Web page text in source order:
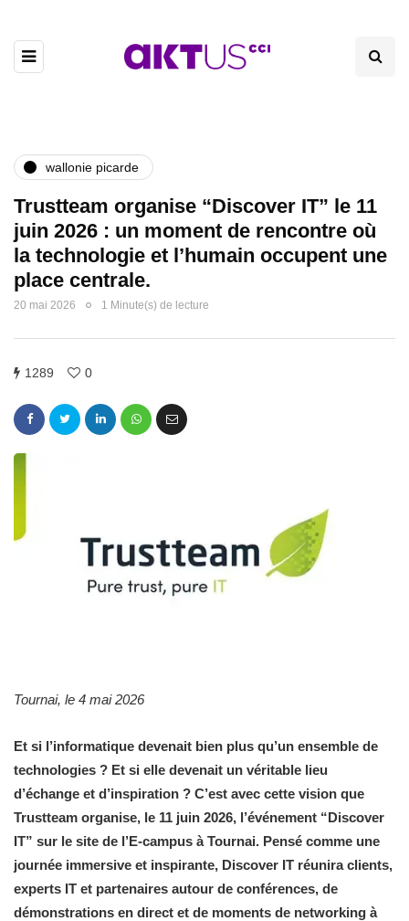
wallonie picarde
Trustteam organise “Discover IT” le 11
juin 2026 : un moment de rencontre où
la technologie et l’humain occupent une
place centrale.
20 mai 2026 1 Minute(s) de lecture
1289 0
Tournai, le 4 mai 2026
Et si l’informatique devenait bien plus qu’un ensemble de
technologies ? Et si elle devenait un véritable lieu
d’échange et d’inspiration ? C’est avec cette vision que
Trustteam organise, le 11 juin 2026, l’événement “Discover
IT” sur le site de l’E-campus à Tournai. Pensé comme une
journée immersive et inspirante, Discover IT réunira clients,
experts IT et partenaires autour de conférences, de
démonstrations en direct et de moments de networking à